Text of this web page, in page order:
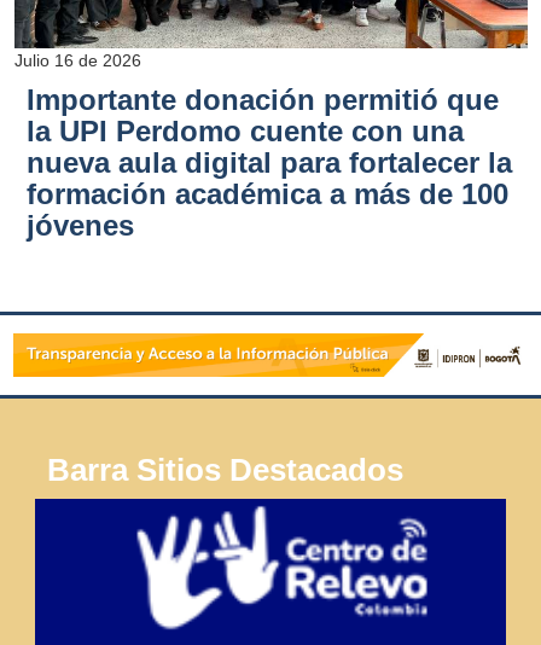
Julio 16 de 2026
Importante donación permitió que
la UPI Perdomo cuente con una
nueva aula digital para fortalecer la
formación académica a más de 100
jóvenes
Barra Sitios Destacados